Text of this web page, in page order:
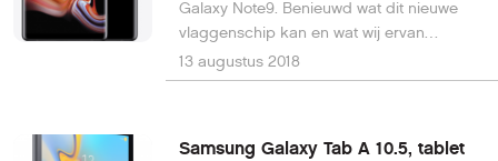
Galaxy Note9. Benieuwd wat dit nieuwe
vlaggenschip kan en wat wij ervan
vinden?
13 augustus 2018
Samsung Galaxy Tab A 10.5, tablet